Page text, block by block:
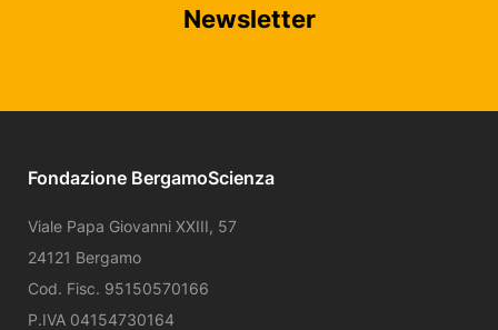
Newsletter
Fondazione BergamoScienza
Viale Papa Giovanni XXIII, 57
24121 Bergamo
Cod. Fisc. 95150570166
P.IVA 04154730164